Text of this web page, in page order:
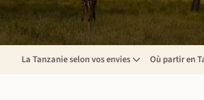
La Tanzanie selon vos envies Où partir en